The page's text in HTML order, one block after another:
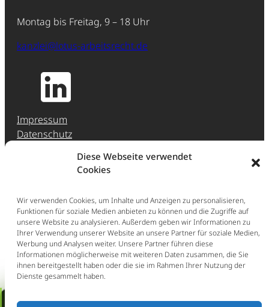
Diese Webseite verwendet
Cookies
Wir verwenden Cookies, um Inhalte und Anzeigen zu personalisieren,
Funktionen für soziale Medien anbieten zu können und die Zugriffe auf
unsere Website zu analysieren. Außerdem geben wir Informationen zu
Ihrer Verwendung unserer Website an unsere Partner für soziale Medien,
Werbung und Analysen weiter. Unsere Partner führen diese
Informationen möglicherweise mit weiteren Daten zusammen, die Sie
ihnen bereitgestellt haben oder die sie im Rahmen Ihrer Nutzung der
Dienste gesammelt haben.
Erstberatung buchen!
Montag bis Freitag, 9 – 18 Uhr
kanzlei@lotus-arbeitsrecht.de
Impressum
Datenschutz
Hinweisgeber-Meldestelle (HinSchG)
Ganz einfach: Buchen Sie direkt eine Erstberatung
im persönlichen Gespräch (297,50 € inkl. Ust.).
Jetzt Erstberatung buchen
Schnellcheck: Kündigung /